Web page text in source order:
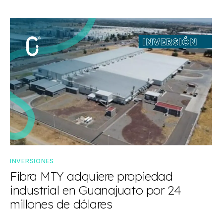
INVERSIONES
Fibra MTY adquiere propiedad
industrial en Guanajuato por 24
millones de dólares